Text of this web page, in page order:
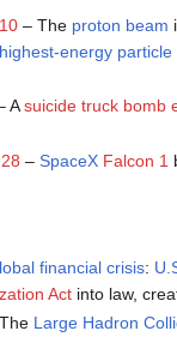
– The proton beam
energy particle
Asuicide truck bomb
– SpaceX Falcon 1
financial crisis:
Actinto law,
Large Hadron